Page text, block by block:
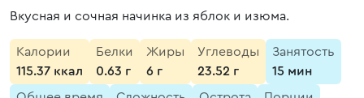
Вкусная и сочная начинка из яблок и изюма.
Калории
115.37 ккал
Белки
0.63 г
Жиры
6 г
Углеводы
23.52 г
Занятость
15 мин